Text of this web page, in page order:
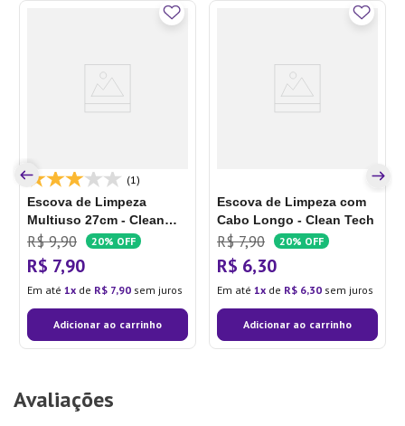
(1)
Escova de Limpeza
Multiuso 27cm - Clean
Tech
R$ 9,90 20% OFF
R$ 7,90
Em até 1 de R$ 7,90 sem juros
Adicionar ao carrinho
Escova de Limpeza com
Cabo Longo - Clean Tech
R$ 7,90 20% OFF
R$ 6,30
Em até 1 de R$ 6,30 sem juros
Adicionar ao carrinho
Avaliações